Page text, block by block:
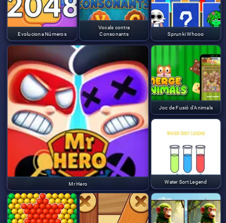
Evoluciona Números
Vocals contra
Consonants
Mr Hero
Sprunki Whooo
Joc de Fusió d'Animals
Water Sort Legend